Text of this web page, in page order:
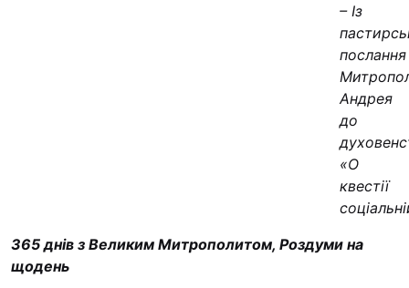
– Із
послання
Андрея
до
«О
квестії
365 днів з Великим Митрополитом, Роздуми на
щодень